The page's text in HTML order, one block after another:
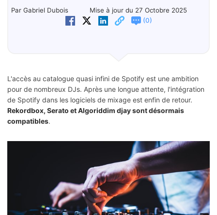
Par Gabriel Dubois
Mise à jour du 27 Octobre 2025
(0)
L'accès au catalogue quasi infini de Spotify est une ambition
pour de nombreux DJs. Après une longue attente, l'intégration
de Spotify dans les logiciels de mixage est enfin de retour.
Rekordbox, Serato et Algoriddim djay sont désormais
compatibles.